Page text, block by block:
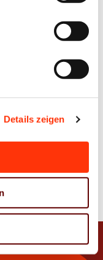
Details zeigen